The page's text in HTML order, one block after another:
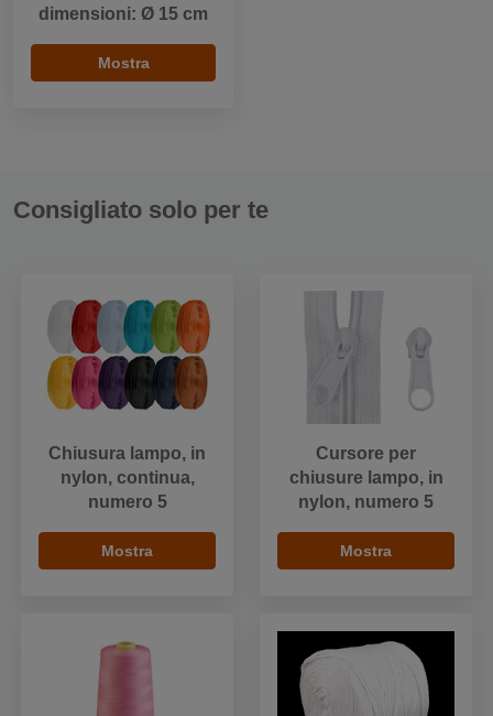
dimensioni: Ø 15 cm
Mostra
Consigliato solo per te
Chiusura lampo, in
nylon, continua,
numero 5
Mostra
Cursore per
chiusure lampo, in
nylon, numero 5
Mostra